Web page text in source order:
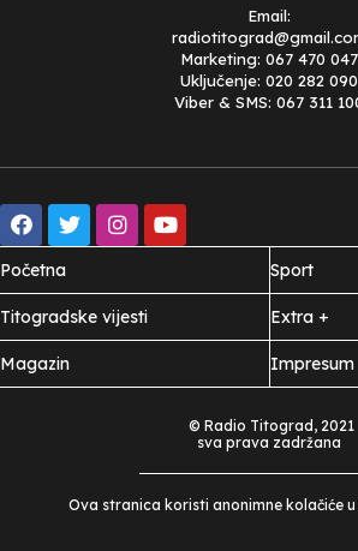
Email:
Marketing: 067 470 047
Uključenje: 020 282 090
Viber & SMS: 067 311
Početna
Titogradske vijesti
Magazin
Sport
Extra +
Impresum
© Radio Titograd, 2021
sva prava zadržana
Ova stranica koristi anonimne kolačiće